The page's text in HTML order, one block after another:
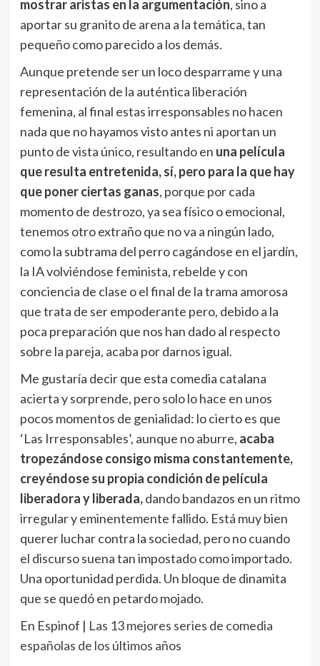
mostrar aristas en la argumentación, sino a
aportar su granito de arena a la temática, tan
pequeño como parecido a los demás.
Aunque pretende ser un loco desparrame y una
representación de la auténtica liberación
femenina, al final estas irresponsables no hacen
nada que no hayamos visto antes ni aportan un
punto de vista único, resultando en una película
que resulta entretenida, sí, pero para la que hay
que poner ciertas ganas, porque por cada
momento de destrozo, ya sea físico o emocional,
tenemos otro extraño que no va a ningún lado,
como la subtrama del perro cagándose en el jardín,
la IA volviéndose feminista, rebelde y con
conciencia de clase o el final de la trama amorosa
que trata de ser empoderante pero, debido a la
poca preparación que nos han dado al respecto
sobre la pareja, acaba por darnos igual.
Me gustaría decir que esta comedia catalana
acierta y sorprende, pero solo lo hace en unos
pocos momentos de genialidad: lo cierto es que
‘Las Irresponsables’, aunque no aburre, acaba
tropezándose consigo misma constantemente,
creyéndose su propia condición de película
liberadora y liberada,dando bandazos en un ritmo
irregular y eminentemente fallido. Está muy bien
querer luchar contra la sociedad, pero no cuando
el discurso suena tan impostado como importado.
Una oportunidad perdida. Un bloque de dinamita
que se quedó en petardo mojado.
En Espinof | Las 13 mejores series de comedia
españolas de los últimos años